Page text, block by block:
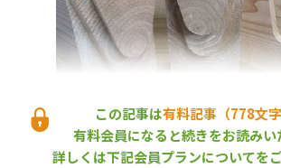
「Tajima TAPOS」のプレカット加工仕口。ネ
但馬地域の「Tajima」と、テーパー加工され
頭文字によっている。
この記事は有料記事（778文字
有料会員になると続きをお読みい
詳しくは下記会員プランについてを